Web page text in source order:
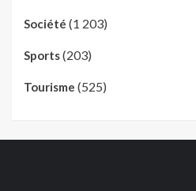
Société (1 203)
Sports(203)
Tourisme (525)